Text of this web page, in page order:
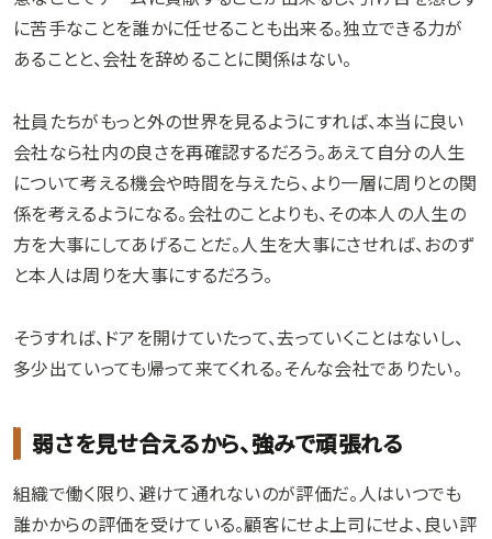
に苦手なことを誰かに任せることも出来る。独立できる力が
あることと、会社を辞めることに関係はない。
社員たちがもっと外の世界を見るようにすれば、本当に良い
会社なら社内の良さを再確認するだろう。あえて自分の人生
について考える機会や時間を与えたら、より一層に周りとの関
係を考えるようになる。会社のことよりも、その本人の人生の
方を大事にしてあげることだ。人生を大事にさせれば、おのず
と本人は周りを大事にするだろう。
そうすれば、ドアを開けていたって、去っていくことはないし、
多少出ていっても帰って来てくれる。そんな会社でありたい。
弱さを見せ合えるから、強みで頑張れる
組織で働く限り、避けて通れないのが評価だ。人はいつでも
誰かからの評価を受けている。顧客にせよ上司にせよ、良い評